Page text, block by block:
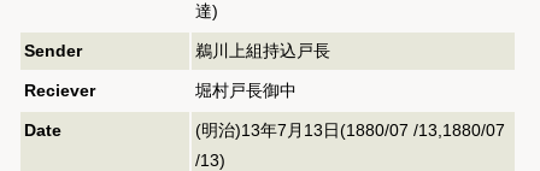
達)
Sender 鵜川上組持込戸長
Reciever 堀村戸長御中
Date
(明治)13年7月13日(1880/07 /13,1880/07
/13)